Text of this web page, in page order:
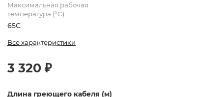
Максимальная рабочая
температура (°C)
65С
Все характеристики
3 320 ₽
Длина греющего кабеля (м)